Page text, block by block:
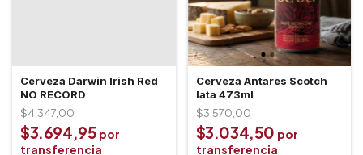
Cerveza Darwin Irish Red
NO RECORD
$4.347,00
$3.694,95
Cerveza Antares Scotch
lata 473ml
$3.570,00
$3.034,50